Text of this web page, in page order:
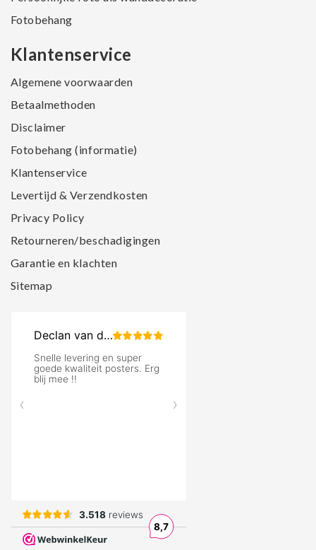
Fotobehang
Klantenservice
Algemene voorwaarden
Betaalmethoden
Disclaimer
Fotobehang (informatie)
Klantenservice
Levertijd & Verzendkosten
Privacy Policy
Retourneren/beschadigingen
Garantie en klachten
Sitemap